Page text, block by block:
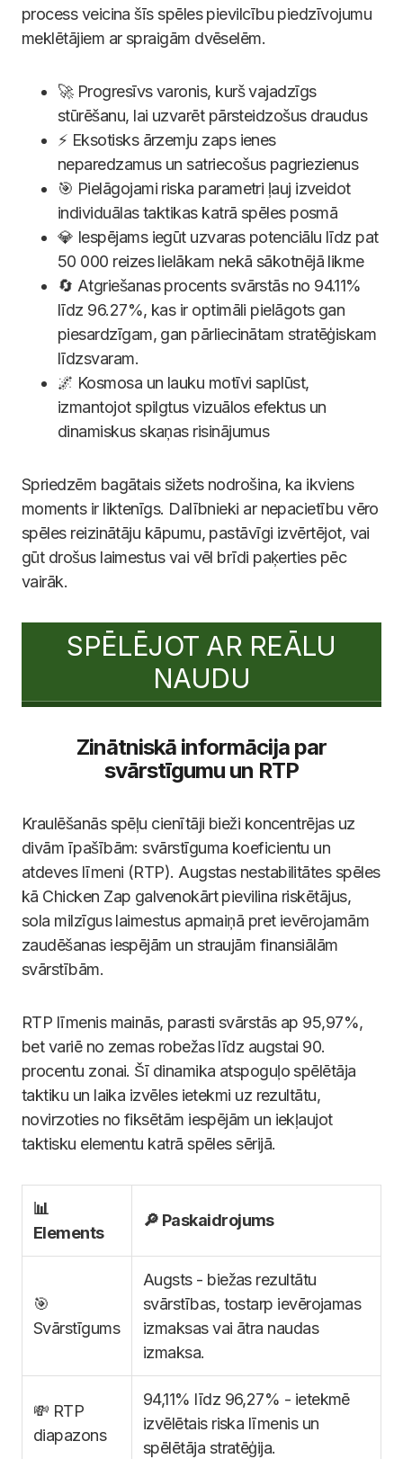
process veicina šīs spēles pievilcību piedzīvojumu
meklētājiem ar spraigām dvēselēm.
🚀 Progresīvs varonis, kurš vajadzīgs
stūrēšanu, lai uzvarēt pārsteidzošus draudus
⚡ Eksotisks ārzemju zaps ienes
neparedzamus un satriecošus pagriezienus
🎯 Pielāgojami riska parametri ļauj izveidot
individuālas taktikas katrā spēles posmā
💎 Iespējams iegūt uzvaras potenciālu līdz pat
50 000 reizes lielākam nekā sākotnējā likme
🔄 Atgriešanas procents svārstās no 94.11%
līdz 96.27%, kas ir optimāli pielāgots gan
piesardzīgam, gan pārliecinātam stratēģiskam
līdzsvaram.
🌌 Kosmosa un lauku motīvi saplūst,
izmantojot spilgtus vizuālos efektus un
dinamiskus skaņas risinājumus
Spriedzēm bagātais sižets nodrošina, ka ikviens
moments ir liktenīgs. Dalībnieki ar nepacietību vēro
spēles reizinātāju kāpumu, pastāvīgi izvērtējot, vai
gūt drošus laimestus vai vēl brīdi paķerties pēc
vairāk.
SPĒLĒJOT AR REĀLU
NAUDU
Zinātniskā informācija par
svārstīgumu un RTP
Kraulēšanās spēļu cienītāji bieži koncentrējas uz
divām īpašībām: svārstīguma koeficientu un
atdeves līmeni (RTP). Augstas nestabilitātes spēles
kā Chicken Zap galvenokārt pievilina riskētājus,
sola milzīgus laimestus apmaiņā pret ievērojamām
zaudēšanas iespējām un straujām finansiālām
svārstībām.
RTP līmenis mainās, parasti svārstās ap 95,97%,
bet variē no zemas robežas līdz augstai 90.
procentu zonai. Šī dinamika atspoguļo spēlētāja
taktiku un laika izvēles ietekmi uz rezultātu,
novirzoties no fiksētām iespējām un iekļaujot
taktisku elementu katrā spēles sērijā.
📊
Elements
🔎 Paskaidrojums
🎯
Svārstīgums
Augsts - biežas rezultātu
svārstības, tostarp ievērojamas
izmaksas vai ātra naudas
izmaksa.
💸 RTP
diapazons
94,11% līdz 96,27% - ietekmē
izvēlētais riska līmenis un
spēlētāja stratēģija.